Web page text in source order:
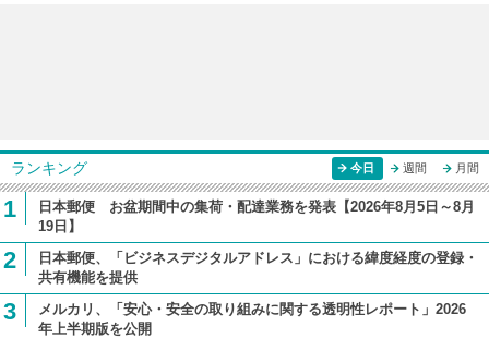
ランキング 今日 週間 月間
1
日本郵便 お盆期間中の集荷・配達業務を発表【2026年8月5日～8月
19日】
2
日本郵便、「ビジネスデジタルアドレス」における緯度経度の登録・
共有機能を提供
3
メルカリ、「安心・安全の取り組みに関する透明性レポート」2026
年上半期版を公開